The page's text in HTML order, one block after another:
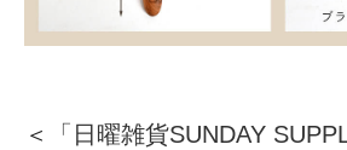
＜
「日曜雑貨SUNDAY